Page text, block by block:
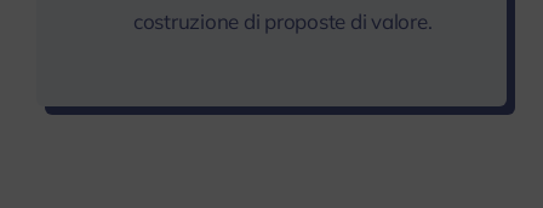
costruzione di proposte di valore.